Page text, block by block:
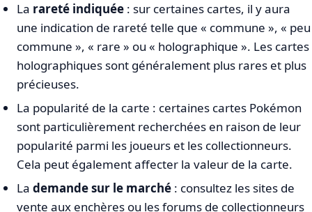
La rareté indiquée: sur certaines cartes, il y aura
une indication de rareté telle que « commune », « peu
commune », « rare » ou « holographique ». Les cartes
holographiques sont généralement plus rares et plus
précieuses.
La popularité de la carte : certaines cartes Pokémon
sont particulièrement recherchées en raison de leur
popularité parmi les joueurs et les collectionneurs.
Cela peut également affecter la valeur de la carte.
La demande sur le marché: consultez les sites de
vente aux enchères ou les forums de collectionneurs